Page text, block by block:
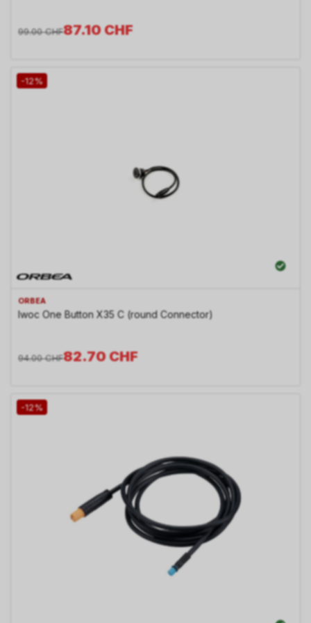
87.10CHF
99.00 CHF
-12%
ORBEA
Iwoc One Button X35 C (round Connector)
82.70CHF
94.00 CHF
-12%